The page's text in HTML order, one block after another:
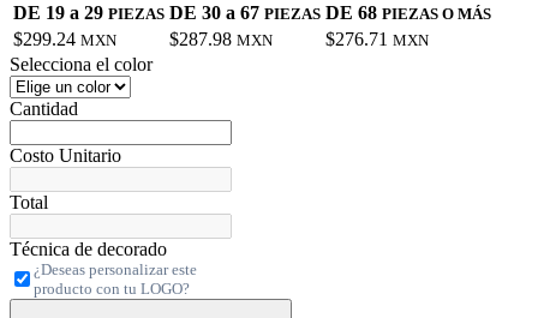
DE 19 a 29 PIEZAS DE 30 a 67 PIEZAS DE 68 PIEZAS O MÁS
$299.24 MXN $287.98 MXN $276.71 MXN
Selecciona el color
Cantidad
Costo Unitario
Total
Técnica de decorado
¿Deseas personalizar este
producto con tu LOGO?